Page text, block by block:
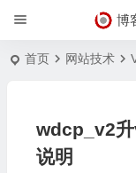
博
首页 网站技术
wdcp_v2升
说明